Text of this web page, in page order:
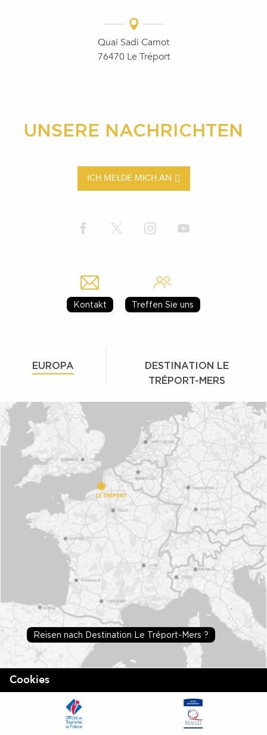
Quai Sadi Carnot
76470 Le Tréport
UNSERE NACHRICHTEN
ICH MELDE MICH AN
Kontakt Treffen Sie uns
EUROPA
DESTINATION LE
TRÉPORT-MERS
Reisen nach Destination Le Tréport-Mers ?
Cookies